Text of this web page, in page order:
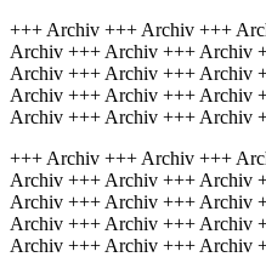
+++ Archiv +++ Archiv +++
Archiv +++ Archiv +++ Archiv
Archiv +++ Archiv +++ Archiv
Archiv +++ Archiv +++ Archiv
Archiv +++ Archiv +++ Archiv
+++ Archiv +++ Archiv +++
Archiv +++ Archiv +++ Archiv
Archiv +++ Archiv +++ Archiv
Archiv +++ Archiv +++ Archiv
Archiv +++ Archiv +++ Archiv